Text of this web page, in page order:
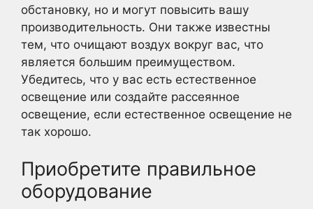
обстановку, но и могут повысить вашу
производительность. Они также известны
тем, что очищают воздух вокруг вас, что
является большим преимуществом.
Убедитесь, что у вас есть естественное
освещение или создайте рассеянное
освещение, если естественное освещение не
так хорошо.
Приобретите правильное
оборудование